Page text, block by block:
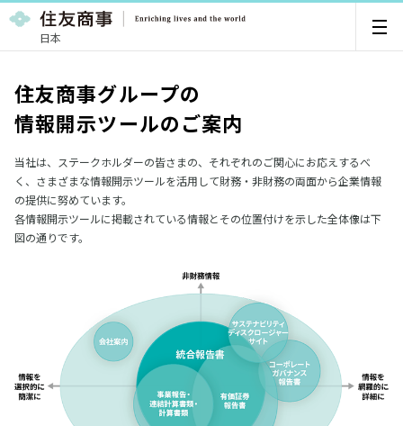
日本
住友商事グループの
情報開示ツールのご案内
当社は、ステークホルダーの皆さまの、それぞれのご関心にお応えするべ
く、さまざまな情報開示ツールを活用して財務・非財務の両面から企業情報
の提供に努めています。
各情報開示ツールに掲載されている情報とその位置付けを示した全体像は下
図の通りです。